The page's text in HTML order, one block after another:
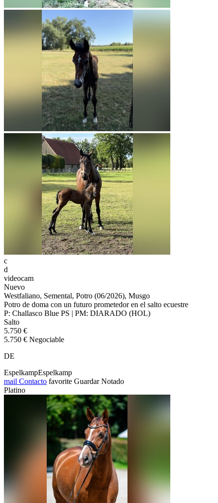
c
d
videocam
Nuevo
Westfaliano, Semental, Potro (06/2026), Musgo
Potro de doma con un futuro prometedor en el salto ecuestre
P: Challasco Blue PS | PM: DIARADO (HOL)
Salto
5.750 €
5.750 € Negociable
DE
EspelkampEspelkamp
mail Contacto favorite Guardar Notado
Platino